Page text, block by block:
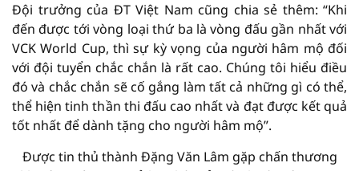
Đội trưởng của ĐT Việt Nam cũng chia sẻ thêm: “Khi
đến được tới vòng loại thứ ba là vòng đấu gần nhất với
VCK World Cup, thì sự kỳ vọng của người hâm mộ đối
với đội tuyển chắc chắn là rất cao. Chúng tôi hiểu điều
đó và chắc chắn sẽ cố gắng làm tất cả những gì có thể,
thể hiện tinh thần thi đấu cao nhất và đạt được kết quả
tốt nhất để dành tặng cho người hâm mộ”.
Được tin thủ thành Đặng Văn Lâm gặp chấn thương